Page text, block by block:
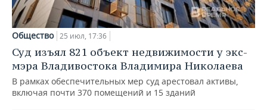
Общество 25 июл, 17:36
Суд изъял 821 объект недвижимости у экс-
мэра Владивостока Владимира Николаева
В рамках обеспечительных мер суд арестовал активы,
включая почти 370 помещений и 15 зданий